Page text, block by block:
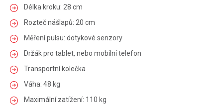
Délka kroku: 28 cm
Rozteč nášlapů: 20 cm
Měření pulsu: dotykové senzory
Držák pro tablet, nebo mobilní telefon
Transportní kolečka
Váha: 48 kg
Maximální zatížení: 110 kg